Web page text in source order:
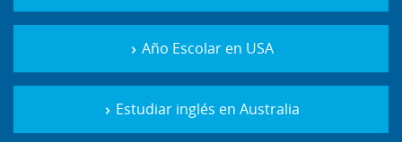
Año Escolar en USA
Estudiar inglés en Australia